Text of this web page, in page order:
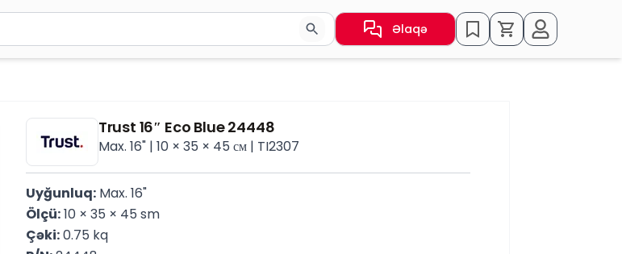
Göndərmək üçün Enter düyməsini basın və ya nəticələr arasında keçid etmək üçün ox
Əlaqə
Trust 16″ Eco Blue 24448
Max. 16" | 10 × 35 × 45 см | TI2307
Uyğunluq: Max. 16"
Ölçü: 10 × 35 × 45 sm
Çəki: 0.75 kq